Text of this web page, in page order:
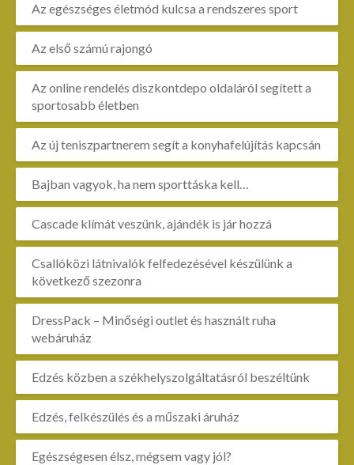
Az egészséges életmód kulcsa a rendszeres sport
Az első számú rajongó
Az online rendelés diszkontdepo oldaláról segített a
sportosabb életben
Az új teniszpartnerem segít a konyhafelújítás kapcsán
Bajban vagyok, ha nem sporttáska kell…
Cascade klímát veszünk, ajándék is jár hozzá
Csallóközi látnivalók felfedezésével készülünk a
következő szezonra
DressPack – Minőségi outlet és használt ruha
webáruház
Edzés közben a székhelyszolgáltatásról beszéltünk
Edzés, felkészülés és a műszaki áruház
Egészségesen élsz, mégsem vagy jól?